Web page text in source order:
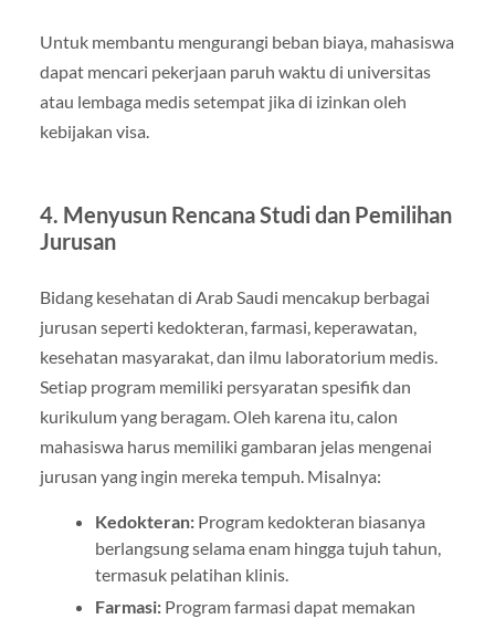
Untuk membantu mengurangi beban biaya, mahasiswa
dapat mencari pekerjaan paruh waktu di universitas
atau lembaga medis setempat jika di izinkan oleh
kebijakan visa.
4. Menyusun Rencana Studi dan Pemilihan
Jurusan
Bidang kesehatan di Arab Saudi mencakup berbagai
jurusan seperti kedokteran, farmasi, keperawatan,
kesehatan masyarakat, dan ilmu laboratorium medis.
Setiap program memiliki persyaratan spesifik dan
kurikulum yang beragam. Oleh karena itu, calon
mahasiswa harus memiliki gambaran jelas mengenai
jurusan yang ingin mereka tempuh. Misalnya:
Kedokteran:Program kedokteran biasanya
berlangsung selama enam hingga tujuh tahun,
termasuk pelatihan klinis.
Farmasi:Program farmasi dapat memakan